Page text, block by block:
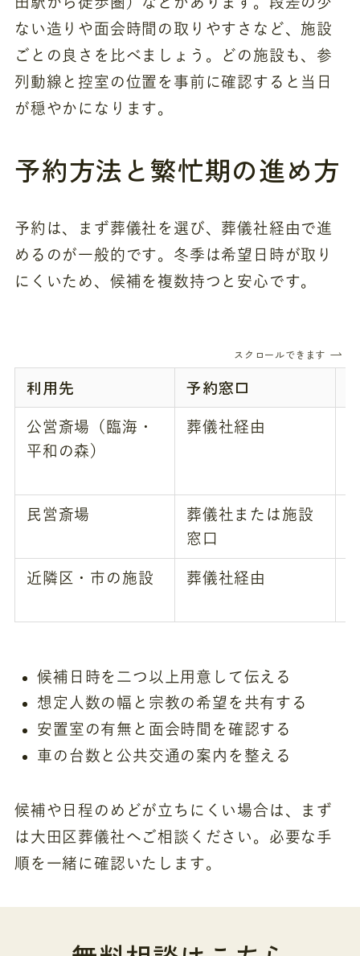
ない造りや面会時間の取りやすさなど、施設
ごとの良さを比べましょう。どの施設も、参
列動線と控室の位置を事前に確認すると当日
が穏やかになります。
予約方法と繁忙期の進め方
予約は、まず葬儀社を選び、葬儀社経由で進
めるのが一般的です。冬季は希望日時が取り
にくいため、候補を複数持つと安心です。
スクロールできます
利用先 予約窓口
公営斎場（臨海・
平和の森）
葬儀社経由
民営斎場
葬儀社または施設
窓口
近隣区・市の施設 葬儀社経由
候補日時を二つ以上用意して伝える
想定人数の幅と宗教の希望を共有する
安置室の有無と面会時間を確認する
車の台数と公共交通の案内を整える
候補や日程のめどが立ちにくい場合は、まず
は大田区葬儀社へご相談ください。必要な手
順を一緒に確認いたします。